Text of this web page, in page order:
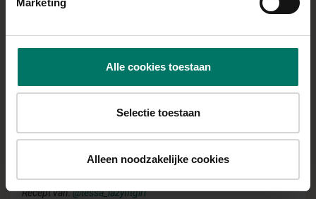
Alle cookies toestaan
Selectie toestaan
Alleen noodzakelijke cookies
8. Optioneel, leg een paar dunne plakjes brie over de vulling;
Ontdek ook:
Quiche met spinazie, broccoli en hüttenkäse
Hartige taart met spinazie
Recept van:@tessa_lazyfitgirl